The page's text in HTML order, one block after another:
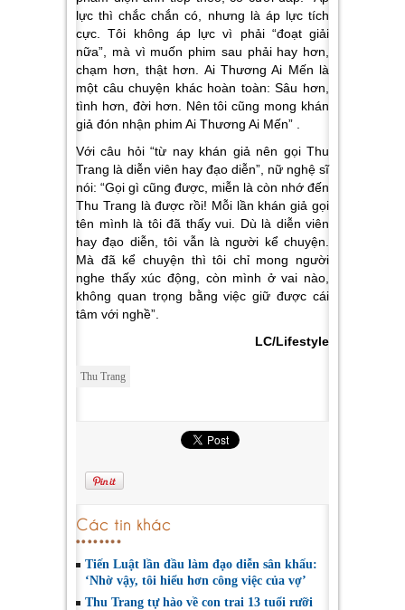
lực thì chắc chắn có, nhưng là áp lực tích
cực. Tôi không áp lực vì phải “đoạt giải
nữa”, mà vì muốn phim sau phải hay hơn,
chạm hơn, thật hơn. Ai Thương Ai Mến là
một câu chuyện khác hoàn toàn: Sâu hơn,
tình hơn, đời hơn. Nên tôi cũng mong khán
giả đón nhận phim Ai Thương Ai Mến” .
Với câu hỏi “từ nay khán giả nên gọi Thu
Trang là diễn viên hay đạo diễn”, nữ nghệ sĩ
nói: “Gọi gì cũng được, miễn là còn nhớ đến
Thu Trang là được rồi! Mỗi lần khán giả gọi
tên mình là tôi đã thấy vui. Dù là diễn viên
hay đạo diễn, tôi vẫn là người kể chuyện.
Mà đã kể chuyện thì tôi chỉ mong người
nghe thấy xúc động, còn mình ở vai nào,
không quan trọng bằng việc giữ được cái
tâm với nghề”.
LC/Lifestyle
Thu Trang
Các tin khác
Tiến Luật lần đầu làm đạo diễn sân khấu:
‘Nhờ vậy, tôi hiểu hơn công việc của vợ’
Thu Trang tự hào về con trai 13 tuổi rưỡi